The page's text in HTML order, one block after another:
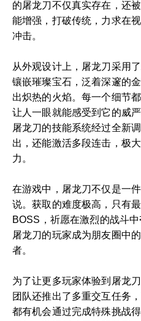
的屠龙刀不仅真实存在，还
能增强，打破传统，力求在
冲击。
从外观设计上，屠龙刀采用
镶嵌璀璨宝石，泛着深邃的
出炽热的火焰。每一个细节
让人一眼就能感受到它的威
屠龙刀的技能系统经过全新
出，还能激活多段连击，极
力。
在游戏中，屠龙刀不仅是一
说。获取的难度极高，只有
BOSS，祈愿在激烈的战斗
屠龙刀的玩家成为朋友圈中
者。
为了让更多玩家体验到屠龙
团队还推出了多重交互任务
都有机会通过完成特殊挑战